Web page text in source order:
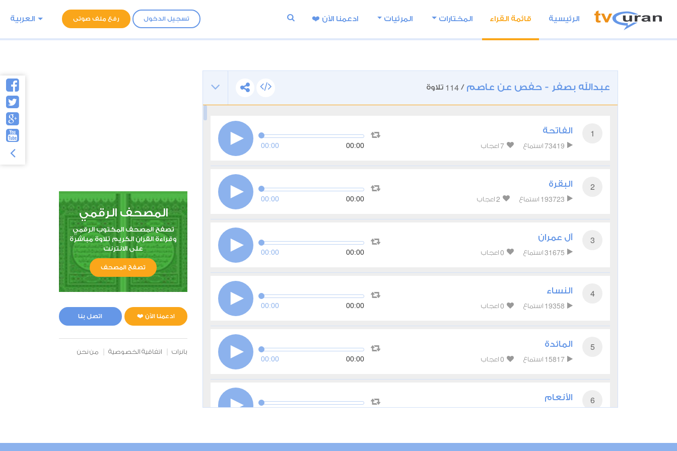
تسجيل الدخول رفع ملف صوتى العربية الرئيسية قائمة القراء المختارات المرئيات ادعمنا اﻵن ❤️
عبدالله بصفر - حفص عن عاصم /
114 تلاوة
1 الفاتحة
73419 استماع 7 اعجاب 00:00 00:00
2 البقرة
193723 استماع 2 اعجاب 00:00 00:00
3 آل عمران
31675 استماع 0 اعجاب 00:00 00:00
4 النساء
19358 استماع 0 اعجاب 00:00 00:00
5 المائدة
15817 استماع 0 اعجاب 00:00 00:00
6 الأنعام
المصحف الرقمي
تصفح المصحف المكتوب الرقمي
وقراءة القران الكريم تلاوة مباشرة
على الانترنت
تصفح المصحف
ادعمنا الآن ❤️ اتصل بنا
بانرات اتفاقية الخصوصية من نحن